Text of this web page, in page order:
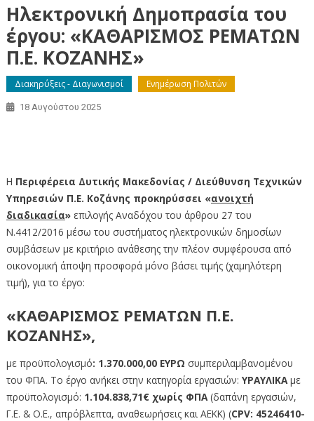
Ηλεκτρονική Δημοπρασία του
έργου: «ΚΑΘΑΡΙΣΜΟΣ ΡΕΜΑΤΩΝ
Π.Ε. ΚΟΖΑΝΗΣ»
Διακηρύξεις - Διαγωνισμοί Ενημέρωση Πολιτών
18 Αυγούστου 2025
Η Περιφέρεια Δυτικής Μακεδονίας / Διεύθυνση Τεχνικών
Υπηρεσιών Π.Ε. Κοζάνης προκηρύσσει «ανοιχτή
διαδικασία»επιλογής Αναδόχου του άρθρου 27 του
Ν.4412/2016 μέσω του συστήματος ηλεκτρονικών δημοσίων
συμβάσεων με κριτήριο ανάθεσης την πλέον συμφέρουσα από
οικονομική άποψη προσφορά μόνο βάσει τιμής (χαμηλότερη
τιμή), για το έργο:
«ΚΑΘΑΡΙΣΜΟΣ ΡΕΜΑΤΩΝ Π.Ε.
ΚΟΖΑΝΗΣ»,
με προϋπολογισμό: 1.370.000,00 ΕΥΡΩ συμπεριλαμβανομένου
του ΦΠΑ. Το έργο ανήκει στην κατηγορία εργασιών: ΥΡΑΥΛΙΚΑμε
προϋπολογισμό: 1.104.838,71€ χωρίς ΦΠΑ(δαπάνη εργασιών,
Γ.Ε. & Ο.Ε., απρόβλεπτα, αναθεωρήσεις και ΑΕΚΚ) (CPV: 45246410-